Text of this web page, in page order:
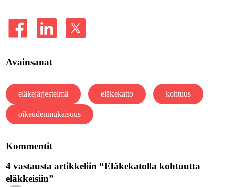
Avainsanat
eläkejärjestelmä eläkekatto kohtuus
oikeudenmukaisuus
Kommentit
4 vastausta artikkeliin “Eläkekatolla kohtuutta
eläkkeisiin”